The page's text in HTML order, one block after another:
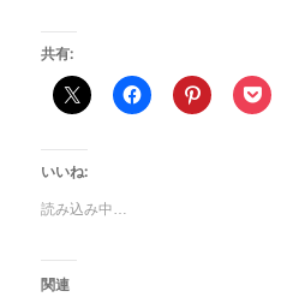
共有:
いいね:
読み込み中…
関連